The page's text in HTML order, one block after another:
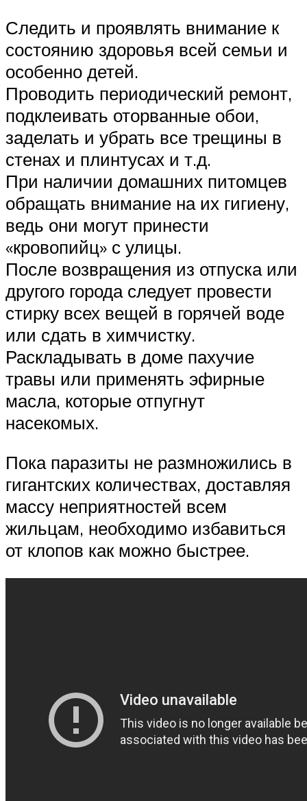
Следить и проявлять внимание к
состоянию здоровья всей семьи и
особенно детей.
Проводить периодический ремонт,
подклеивать оторванные обои,
заделать и убрать все трещины в
стенах и плинтусах и т.д.
При наличии домашних питомцев
обращать внимание на их гигиену,
ведь они могут принести
«кровопийц» с улицы.
После возвращения из отпуска или
другого города следует провести
стирку всех вещей в горячей воде
или сдать в химчистку.
Раскладывать в доме пахучие
травы или применять эфирные
масла, которые отпугнут
насекомых.
Пока паразиты не размножились в
гигантских количествах, доставляя
массу неприятностей всем
жильцам, необходимо избавиться
от клопов как можно быстрее.